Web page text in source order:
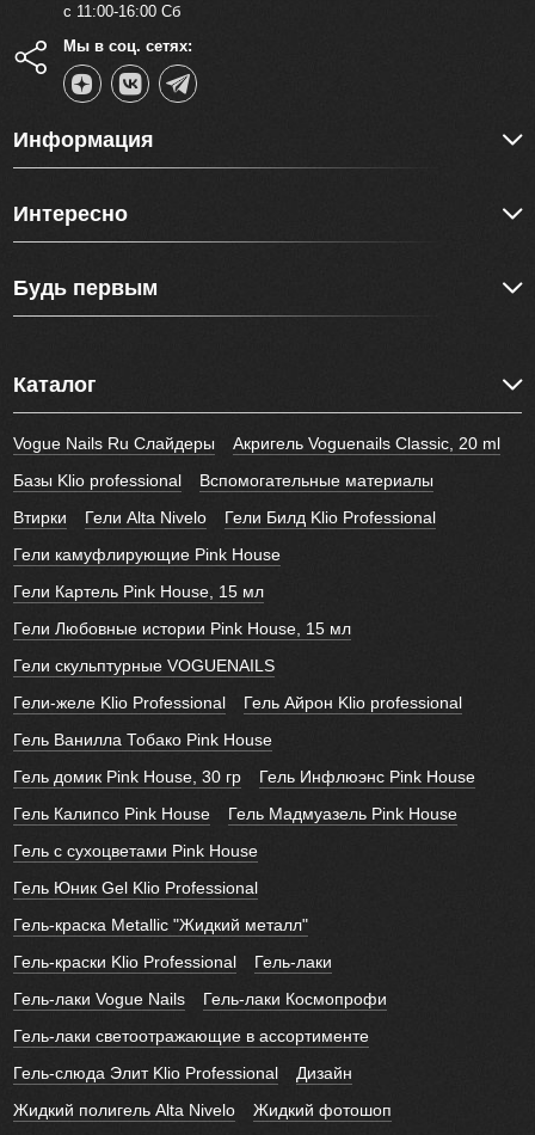
с 11:00-16:00 Сб
Мы в соц. сетях:
Информация
Интересно
Будь первым
Каталог
Vogue Nails Ru Слайдеры
Акригель Voguenails Classic, 20 ml
Базы Klio professional
Вспомогательные материалы
Втирки
Гели Alta Nivelo
Гели Билд Klio Professional
Гели камуфлирующие Pink House
Гели Картель Pink House, 15 мл
Гели Любовные истории Pink House, 15 мл
Гели скульптурные VOGUENAILS
Гели-желе Klio Professional
Гель Айрон Klio professional
Гель Ванилла Тобако Pink House
Гель домик Pink House, 30 гр
Гель Инфлюэнс Pink House
Гель Калипсо Pink House
Гель Мадмуазель Pink House
Гель с сухоцветами Pink House
Гель Юник Gel Klio Professional
Гель-краска Metallic "Жидкий металл"
Гель-краски Klio Professional
Гель-лаки
Гель-лаки Vogue Nails
Гель-лаки Космопрофи
Гель-лаки светоотражающие в ассортименте
Гель-слюда Элит Klio Professional
Дизайн
Жидкий полигель Alta Nivelo
Жидкий фотошоп